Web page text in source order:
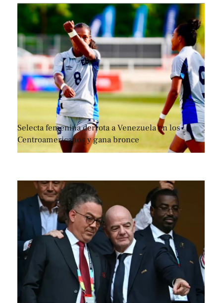
Selecta femenina derrota a Venezuela en los
Centroamericanos y gana bronce